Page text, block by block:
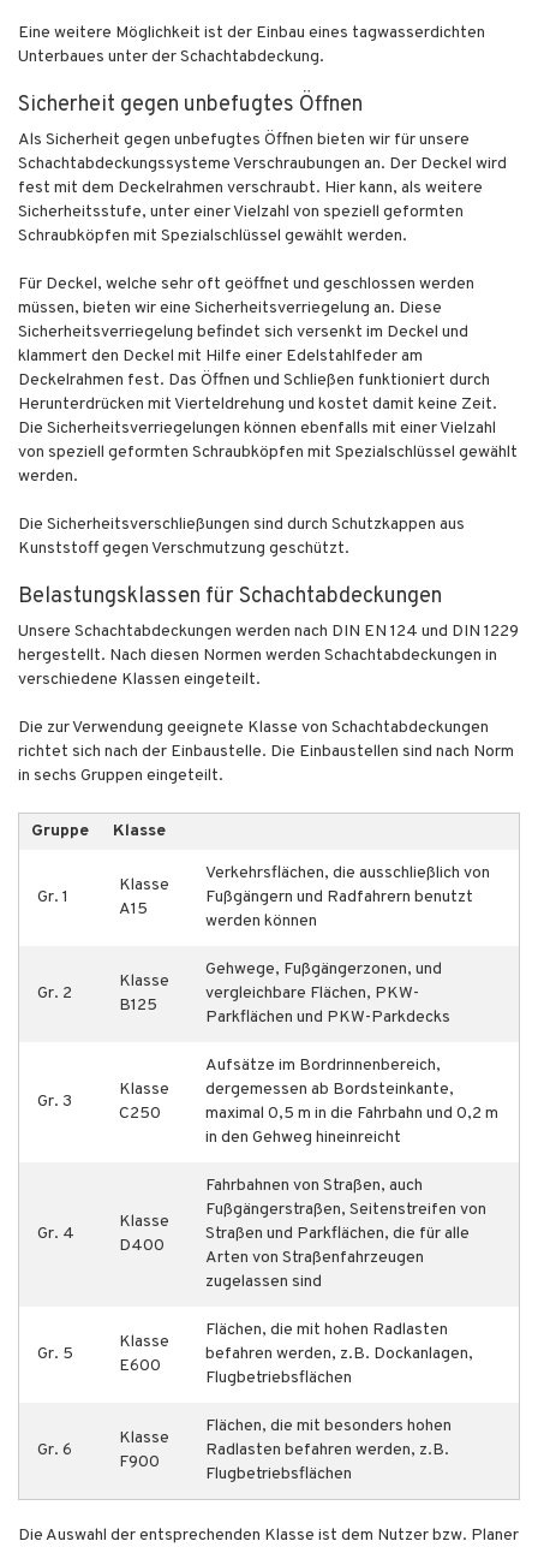
Eine weitere Möglichkeit ist der Einbau eines tagwasserdichten
Unterbaues unter der Schachtabdeckung.
Sicherheit gegen unbefugtes Öffnen
Als Sicherheit gegen unbefugtes Öffnen bieten wir für unsere
Schachtabdeckungssysteme Verschraubungen an. Der Deckel wird
fest mit dem Deckelrahmen verschraubt. Hier kann, als weitere
Sicherheitsstufe, unter einer Vielzahl von speziell geformten
Schraubköpfen mit Spezialschlüssel gewählt werden.
Für Deckel, welche sehr oft geöffnet und geschlossen werden
müssen, bieten wir eine Sicherheitsverriegelung an. Diese
Sicherheitsverriegelung befindet sich versenkt im Deckel und
klammert den Deckel mit Hilfe einer Edelstahlfeder am
Deckelrahmen fest. Das Öffnen und Schließen funktioniert durch
Herunterdrücken mit Vierteldrehung und kostet damit keine Zeit.
Die Sicherheitsverriegelungen können ebenfalls mit einer Vielzahl
von speziell geformten Schraubköpfen mit Spezialschlüssel gewählt
werden.
Die Sicherheitsverschließungen sind durch Schutzkappen aus
Kunststoff gegen Verschmutzung geschützt.
Belastungsklassen für Schachtabdeckungen
Unsere Schachtabdeckungen werden nach DIN EN 124 und DIN 1229
hergestellt. Nach diesen Normen werden Schachtabdeckungen in
verschiedene Klassen eingeteilt.
Die zur Verwendung geeignete Klasse von Schachtabdeckungen
richtet sich nach der Einbaustelle. Die Einbaustellen sind nach Norm
in sechs Gruppen eingeteilt.
Gruppe Klasse
Gr. 1
Klasse
A15
Verkehrsflächen, die ausschließlich von
Fußgängern und Radfahrern benutzt
werden können
Gr. 2
Klasse
B125
Gehwege, Fußgängerzonen, und
vergleichbare Flächen, PKW-
Parkflächen und PKW-Parkdecks
Gr. 3
Klasse
C250
Aufsätze im Bordrinnenbereich,
dergemessen ab Bordsteinkante,
maximal 0,5 m in die Fahrbahn und 0,2 m
in den Gehweg hineinreicht
Gr. 4
Klasse
D400
Fahrbahnen von Straßen, auch
Fußgängerstraßen, Seitenstreifen von
Straßen und Parkflächen, die für alle
Arten von Straßenfahrzeugen
zugelassen sind
Gr. 5
Klasse
E600
Flächen, die mit hohen Radlasten
befahren werden, z.B. Dockanlagen,
Flugbetriebsflächen
Gr. 6
Klasse
F900
Flächen, die mit besonders hohen
Radlasten befahren werden, z.B.
Flugbetriebsflächen
Die Auswahl der entsprechenden Klasse ist dem Nutzer bzw. Planer